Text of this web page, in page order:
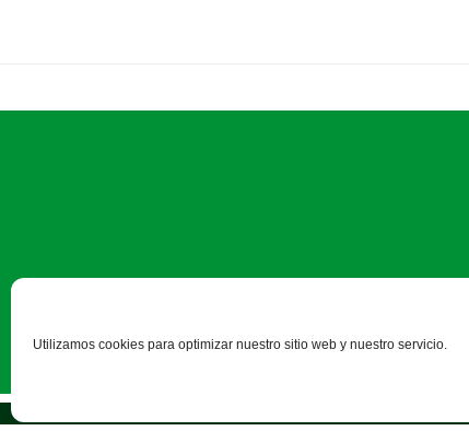
Utilizamos cookies para optimizar nuestro sitio web y nuestro servicio.